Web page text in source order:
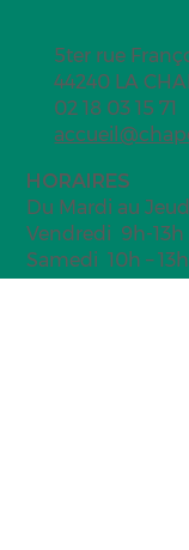
5ter rue
02 18 03 15 71
HORAIRES
Du Mardi au